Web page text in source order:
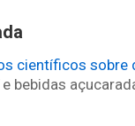
científicos sobre
e bebidas